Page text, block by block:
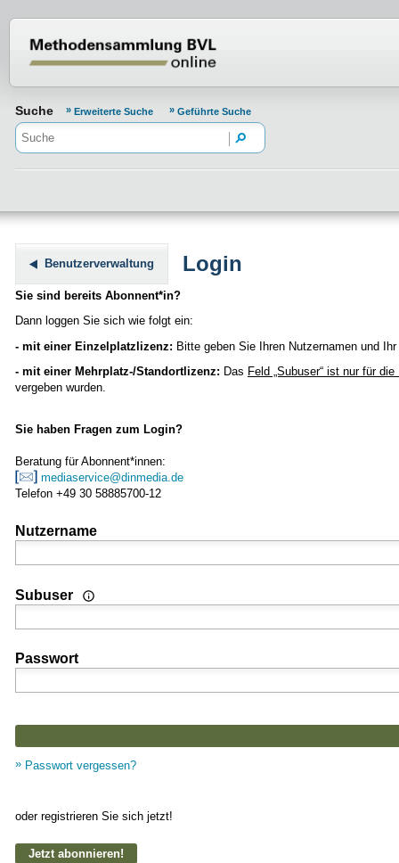
Suche Erweiterte Suche Geführte Suche
Benutzerverwaltung Login
Sie sind bereits Abonnent*in?
Dann loggen Sie sich wie folgt ein:
- mit einer Einzelplatzlizenz: Bitte geben Sie Ihren Nutzernamen und
- mit einer Mehrplatz-/Standortlizenz: Das Feld „Subuser“ ist nur für die
vergeben wurden.
Sie haben Fragen zum Login?
Beratung für Abonnent*innen:
mediaservice@dinmedia.de
Telefon +49 30 58885700-12
Nutzername
Subuser Wenn Sie Nutzer einer Mehrplatz- oder Standortlizenz
Passwort
Passwort vergessen?
oder registrieren Sie sich jetzt!
Jetzt abonnieren!